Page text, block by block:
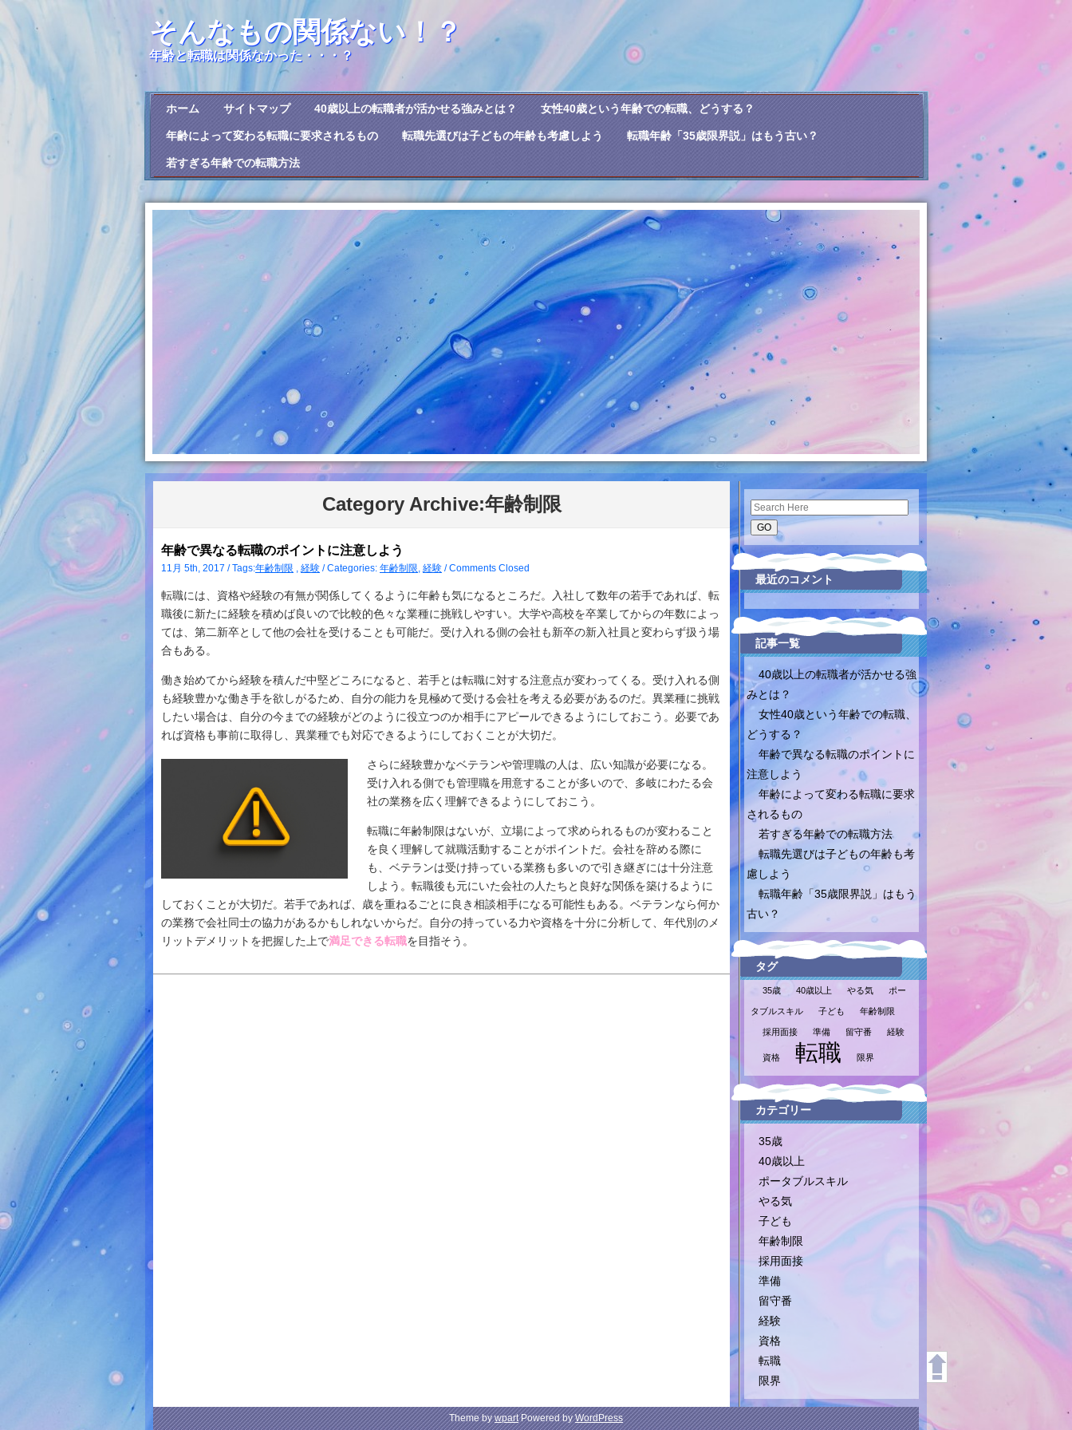
そんなもの関係ない！？
年齢と転職は関係なかった・・・？
ホーム サイトマップ 40歳以上の転職者が活かせる強みとは？ 女性40歳という年齢での転職、どうする？
年齢によって変わる転職に要求されるもの 転職先選びは子どもの年齢も考慮しよう 転職年齢「35歳限界説」はもう古い？
若すぎる年齢での転職方法
Category Archive:年齢制限
年齢で異なる転職のポイントに注意しよう
11月 5th, 2017 / Tags:年齢制限 , 経験 / Categories: 年齢制限, 経験 /Comments Closed
転職には、資格や経験の有無が関係してくるように年齢も気になるところだ。入社して数年の若手であれば、転
職後に新たに経験を積めば良いので比較的色々な業種に挑戦しやすい。大学や高校を卒業してからの年数によっ
ては、第二新卒として他の会社を受けることも可能だ。受け入れる側の会社も新卒の新入社員と変わらず扱う場
合もある。
働き始めてから経験を積んだ中堅どころになると、若手とは転職に対する注意点が変わってくる。受け入れる側
も経験豊かな働き手を欲しがるため、自分の能力を見極めて受ける会社を考える必要があるのだ。異業種に挑戦
したい場合は、自分の今までの経験がどのように役立つのか相手にアピールできるようにしておこう。必要であ
れば資格も事前に取得し、異業種でも対応できるようにしておくことが大切だ。
さらに経験豊かなベテランや管理職の人は、広い知識が必要になる。
受け入れる側でも管理職を用意することが多いので、多岐にわたる会
社の業務を広く理解できるようにしておこう。
転職に年齢制限はないが、立場によって求められるものが変わること
を良く理解して就職活動することがポイントだ。会社を辞める際に
も、ベテランは受け持っている業務も多いので引き継ぎには十分注意
しよう。転職後も元にいた会社の人たちと良好な関係を築けるように
しておくことが大切だ。若手であれば、歳を重ねるごとに良き相談相手になる可能性もある。ベテランなら何か
の業務で会社同士の協力があるかもしれないからだ。自分の持っている力や資格を十分に分析して、年代別のメ
リットデメリットを把握した上で満足できる転職を目指そう。
Search
最近のコメント
記事一覧
40歳以上の転職者が活かせる強
みとは？
女性40歳という年齢での転職、
どうする？
年齢で異なる転職のポイントに
注意しよう
年齢によって変わる転職に要求
されるもの
若すぎる年齢での転職方法
転職先選びは子どもの年齢も考
慮しよう
転職年齢「35歳限界説」はもう
古い？
タグ
35歳 40歳以上 やる気 ポー
タブルスキル 子ども 年齢制限
採用面接 準備 留守番 経験
資格 転職 限界
カテゴリー
35歳
40歳以上
ポータブルスキル
やる気
子ども
年齢制限
採用面接
準備
留守番
経験
資格
転職
限界
Theme bywpartPowered byWordPress